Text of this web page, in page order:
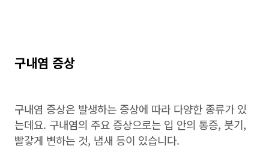
구내염 증상
구내염 증상은 발생하는 증상에 따라 다양한 종류가 있
는데요. 구내염의 주요 증상으로는 입 안의 통증, 붓기,
빨갛게 변하는 것, 냄새 등이 있습니다.